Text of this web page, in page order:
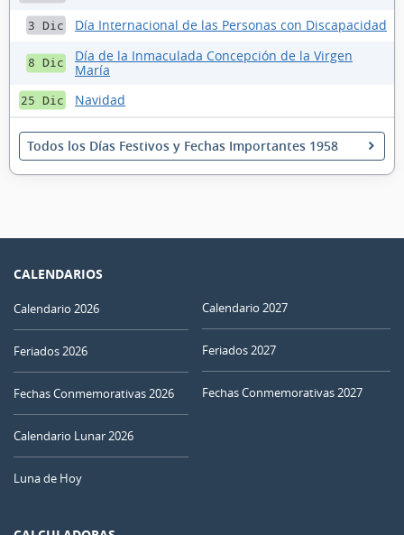
3 Dic Día Internacional de las Personas con Discapacidad
8 Dic
Día de la Inmaculada Concepción de la Virgen
María
25 Dic Navidad
Todos los Días Festivos y Fechas Importantes 1958
CALENDARIOS
Calendario 2026
Feriados 2026
Fechas Conmemorativas 2026
Calendario Lunar 2026
Luna de Hoy
Calendario 2027
Feriados 2027
Fechas Conmemorativas 2027